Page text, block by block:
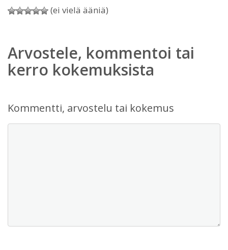
(ei vielä ääniä)
Arvostele, kommentoi tai
kerro kokemuksista
Kommentti, arvostelu tai kokemus